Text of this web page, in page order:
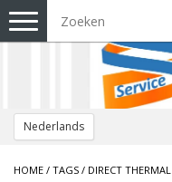
Nederlands
Toggle
navigation
HOME / TAGS / DIRECT